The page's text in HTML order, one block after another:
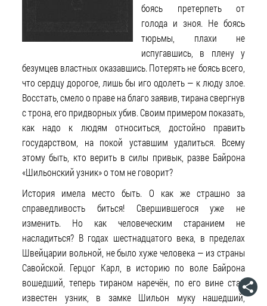
боясь претерпеть от
голода и зноя. Не боясь
тюрьмы, плахи не
испугавшись, в плену у
безумцев властных оказавшись. Потерять не боясь всего,
что сердцу дорогое, лишь бы иго одолеть — к люду злое.
Восстать, смело о праве на благо заявив, тирана свергнув
с трона, его придворных убив. Своим примером показать,
как надо к людям относиться, достойно править
государством, на покой уставшим удалиться. Всему
этому быть, кто верить в силы привык, разве Байрона
«Шильонский узник» о том не говорит?
История имела место быть. О как же страшно за
справедливость биться! Свершившегося уже не
изменить. Но как человеческим старанием не
насладиться? В годах шестнадцатого века, в пределах
Швейцарии вольной, не было хуже человека — из страны
Савойской. Герцог Карл, в историю по воле Байрона
вошедший, теперь тираном наречён, по его вине стал
известен узник, в замке Шильон муку нашедший,